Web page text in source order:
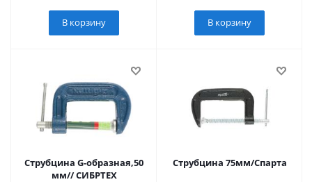
В корзину В корзину
Струбцина G-образная,50
мм// СИБРТЕХ
Струбцина 75мм/Спарта